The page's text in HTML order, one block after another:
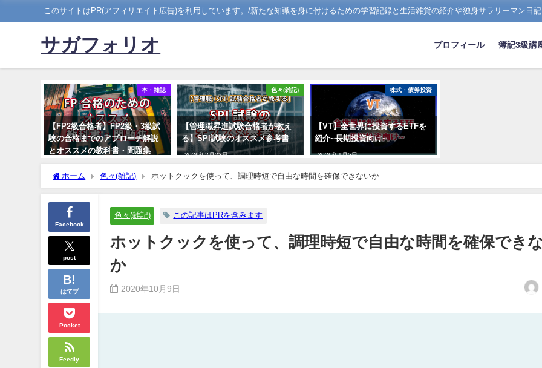
このサイトはPR(アフィリエイト広告)を利用しています。/新たな知識を身に付けるための学習記録と生活雑貨の紹介や独身サラリーマン日
サガフォリオ プロフィール 簿記3級講
本・雑誌
【FP2級合格者】FP2級・3級試
験の合格までのアプローチ解説
とオススメの教科書・問題集
色々(雑記)
【管理職昇進試験合格者が教え
る】SPI試験のオススメ参考書
2026年2月23日
株式・債券投資
【VT】全世界に投資するETFを
紹介~長期投資向け~
2026年1月5日
ホーム 色々(雑記) ホットクックを使って、調理時短で自由な時間を確保できないか
Facebook
post
はてブ
Pocket
Feedly
色々(雑記) この記事はPRを含みます
ホットクックを使って、調理時短で自由な時間を確保でき
か
2020年10月9日